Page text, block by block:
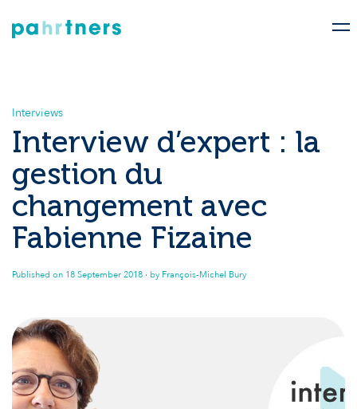
Interviews
Interview d’expert : la
gestion du
changement avec
Fabienne Fizaine
Published on 18 September 2018 · by François-Michel Bury